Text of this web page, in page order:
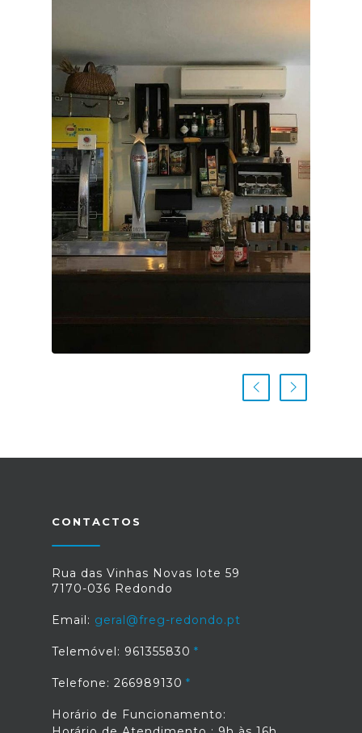
CONTACTOS
Rua das Vinhas Novas lote 59
7170-036 Redondo
Email: geral@freg-redondo.pt
Telemóvel: 961355830
Telefone: 266989130
Horário de Funcionamento: